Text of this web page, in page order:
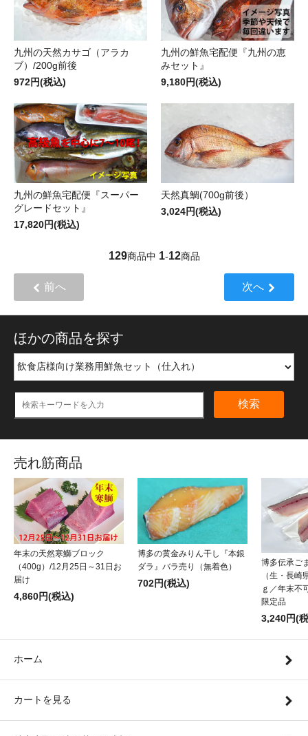
九州の天然カサゴ（アラカ
ブ）/200g前後
972円(税込)
九州の鮮魚宅配便『九州の恵
みセット』
9,180円(税込)
九州の鮮魚宅配便『スーパー
グレードセット』
17,820円(税込)
天然真鯛(700g前後）
3,024円(税込)
129商品中 1-12商品
前へ 次へ
ほかの商品を探す
検索
売れ筋商品
年末の天然寒鰤ブロック
（400g）/12月25日～31日お
届け
4,860円(税込)
博多の黄金みりん干し『本銀
ダラ』バラ売り（無着色）
702円(税込)
博多伝承ご
（生・長
ｇ／年末不
限定品
3,240円(
ホーム
カートを見る